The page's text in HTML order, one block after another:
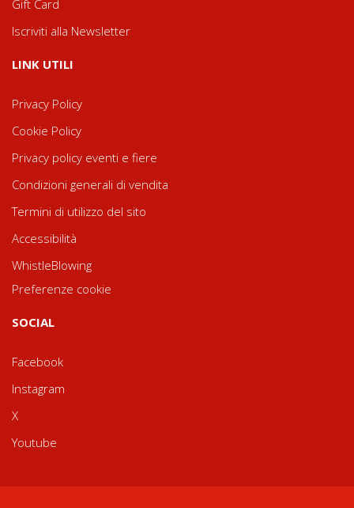
Gift Card
Iscriviti alla Newsletter
LINK UTILI
Privacy Policy
Cookie Policy
Privacy policy eventi e fiere
Condizioni generali di vendita
Termini di utilizzo del sito
Accessibilità
WhistleBlowing
Preferenze cookie
SOCIAL
Facebook
Instagram
X
Youtube